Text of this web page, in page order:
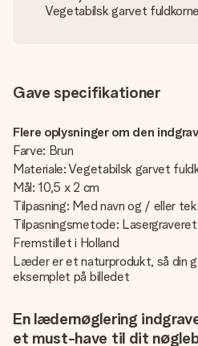
Vegetabilsk garvet
Gave specifikationer
Flere oplysninger om den
Farve: Brun
Materiale: Vegetabilsk garvet
Mål: 10,5 x 2 cm
Tilpasning: Med navn og / eller
Tilpasningsmetode:
Fremstillet i Holland
Læder er et naturprodukt, så din
eksemplet på billedet
En lædernøglering
et must-have til dit